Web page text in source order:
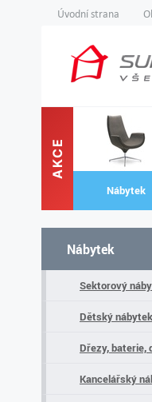
Úvodní strana
AKCE
Nábytek
Nábytek
Sektorový
Dětský nábytek
Dřezy, baterie,
Kancelářský